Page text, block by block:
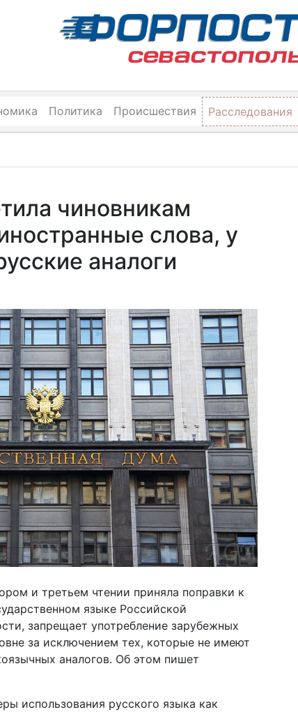
Политика Происшествия Расследования
чиновникам
слова, у
аналоги
и третьем чтении приняла поправки к
языке Российской
запрещает употребление зарубежных
за исключением тех, которые не имеют
аналогов. Об этом пишет
использования русского языка как